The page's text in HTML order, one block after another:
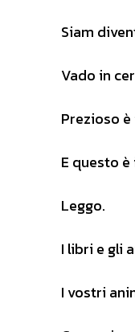
Siam
Vado in
Prezioso
E questo
Leggo.
I libri e gli
I vostri